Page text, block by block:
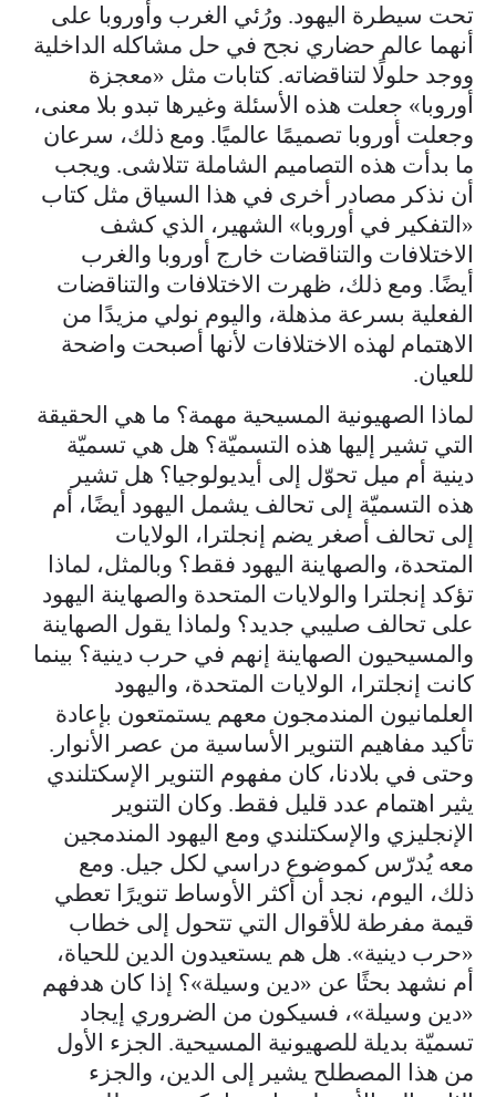
تحت سيطرة اليهود. ورُئي الغرب وأوروبا على
أنهما عالم حضاري نجح في حل مشاكله الداخلية
ووجد حلولًا لتناقضاته. كتابات مثل «معجزة
أوروبا» جعلت هذه الأسئلة وغيرها تبدو بلا معنى،
وجعلت أوروبا تصميمًا عالميًا. ومع ذلك، سرعان
ما بدأت هذه التصاميم الشاملة تتلاشى. ويجب
أن نذكر مصادر أخرى في هذا السياق مثل كتاب
«التفكير في أوروبا» الشهير، الذي كشف
الاختلافات والتناقضات خارج أوروبا والغرب
أيضًا. ومع ذلك، ظهرت الاختلافات والتناقضات
الفعلية بسرعة مذهلة، واليوم نولي مزيدًا من
الاهتمام لهذه الاختلافات لأنها أصبحت واضحة
للعيان.
لماذا الصهيونية المسيحية مهمة؟ ما هي الحقيقة
التي تشير إليها هذه التسميّة؟ هل هي تسميّة
دينية أم ميل تحوّل إلى أيديولوجيا؟ هل تشير
هذه التسميّة إلى تحالف يشمل اليهود أيضًا، أم
إلى تحالف أصغر يضم إنجلترا، الولايات
المتحدة، والصهاينة اليهود فقط؟ وبالمثل، لماذا
تؤكد إنجلترا والولايات المتحدة والصهاينة اليهود
على تحالف صليبي جديد؟ ولماذا يقول الصهاينة
والمسيحيون الصهاينة إنهم في حرب دينية؟ بينما
كانت إنجلترا، الولايات المتحدة، واليهود
العلمانيون المندمجون معهم يستمتعون بإعادة
تأكيد مفاهيم التنوير الأساسية من عصر الأنوار.
وحتى في بلادنا، كان مفهوم التنوير الإسكتلندي
يثير اهتمام عدد قليل فقط. وكان التنوير
الإنجليزي والإسكتلندي ومع اليهود المندمجين
معه يُدرّس كموضوع دراسي لكل جيل. ومع
ذلك، اليوم، نجد أن أكثر الأوساط تنويرًا تعطي
قيمة مفرطة للأقوال التي تتحول إلى خطاب
«حرب دينية». هل هم يستعيدون الدين للحياة،
أم نشهد بحثًا عن «دين وسيلة»؟ إذا كان هدفهم
«دين وسيلة»، فسيكون من الضروري إيجاد
تسميّة بديلة للصهيونية المسيحية. الجزء الأول
من هذا المصطلح يشير إلى الدين، والجزء